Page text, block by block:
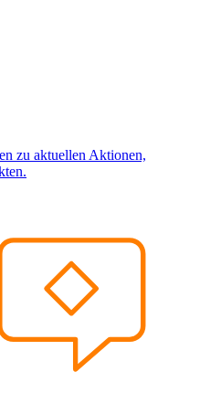
zu aktuellen Aktionen,